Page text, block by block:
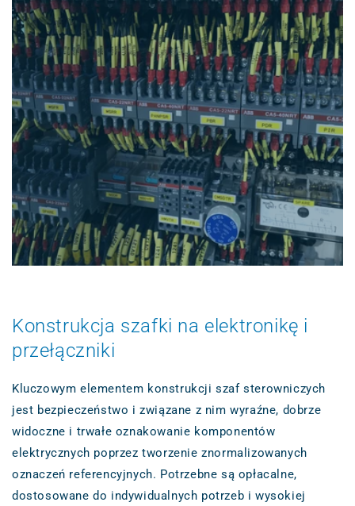
Konstrukcja szafki na elektronikę i
przełączniki
Kluczowym elementem konstrukcji szaf sterowniczych
jest bezpieczeństwo i związane z nim wyraźne, dobrze
widoczne i trwałe oznakowanie komponentów
elektrycznych poprzez tworzenie znormalizowanych
oznaczeń referencyjnych. Potrzebne są opłacalne,
dostosowane do indywidualnych potrzeb i wysokiej